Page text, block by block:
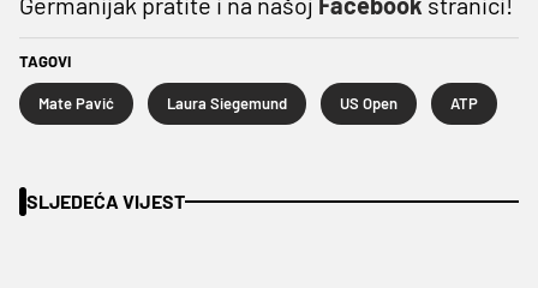
TAGOVI
Mate Pavić Laura Siegemund US Open ATP
SLJEDEĆA VIJEST